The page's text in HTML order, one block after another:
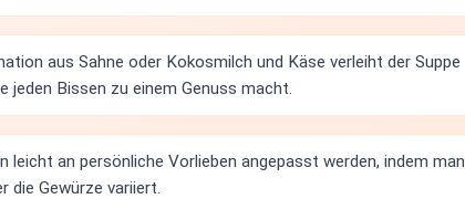
aus Sahne oder Kokosmilch und Käse verleiht der Suppe
jeden Bissen zu einem Genuss macht.
leicht an persönliche Vorlieben angepasst werden, indem man
die Gewürze variiert.